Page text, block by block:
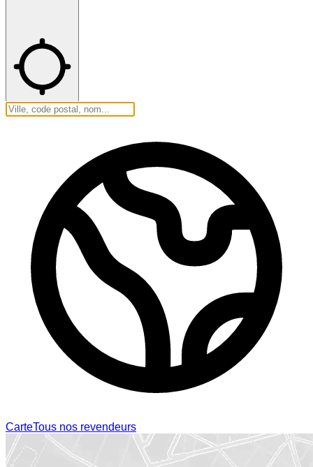
CarteTous nos revendeurs